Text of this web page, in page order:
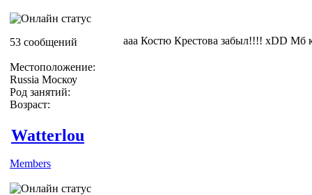
53 сообщений
Местоположение:
Russia Москоу
Род занятий:
Возраст:
ааа Костю Крестова забыл!!!! xDD Мб
Watterlou
Members